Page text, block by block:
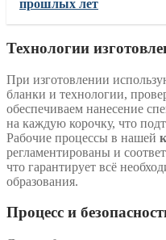
прошлых лет
Технологии
При изготовлении
бланки и технологии,
обеспечиваем нанесение
на каждую корочку, что
Рабочие процессы в нашей
регламентированы и
что гарантирует всё
образования.
Процесс и